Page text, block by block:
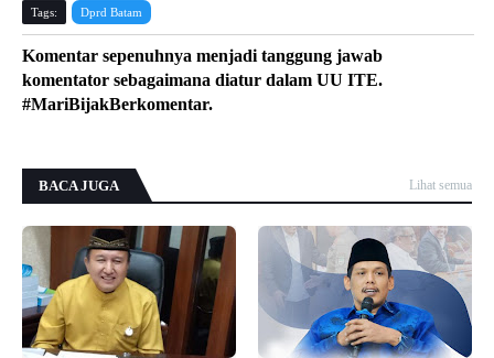
Tags: Dprd Batam
Komentar sepenuhnya menjadi tanggung jawab
komentator sebagaimana diatur dalam UU ITE.
#MariBijakBerkomentar.
BACA JUGA Lihat semua